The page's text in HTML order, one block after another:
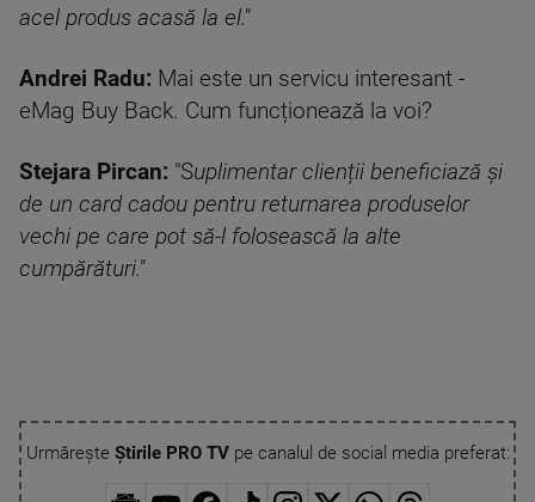
acel produs acasă la el."
Andrei Radu: Mai este un servicu interesant -
eMag Buy Back. Cum funcționează la voi?
Stejara Pircan: "Suplimentar clienții beneficiază și
de un card cadou pentru returnarea produselor
vechi pe care pot să-l folosească la alte
cumpărături."
Urmărește Știrile PRO TVpe canalul de social media preferat: